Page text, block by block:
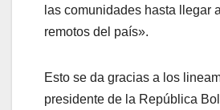
las comunidades hasta llegar
remotos del país».
Esto se da gracias a los
presidente de la República